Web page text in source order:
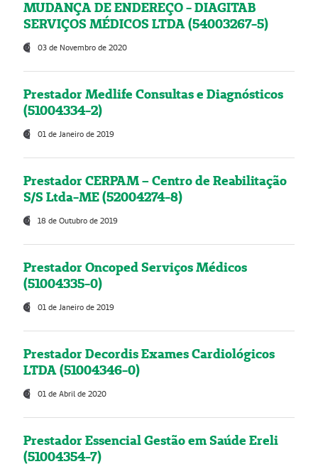
MUDANÇA DE ENDEREÇO - DIAGITAB
SERVIÇOS MÉDICOS LTDA (54003267-5)
03 de Novembro de 2020
Prestador Medlife Consultas e Diagnósticos
(51004334-2)
01 de Janeiro de 2019
Prestador CERPAM – Centro de Reabilitação
S/S Ltda-ME (52004274-8)
18 de Outubro de 2019
Prestador Oncoped Serviços Médicos
(51004335-0)
01 de Janeiro de 2019
Prestador Decordis Exames Cardiológicos
LTDA (51004346-0)
01 de Abril de 2020
Prestador Essencial Gestão em Saúde Ereli
(51004354-7)